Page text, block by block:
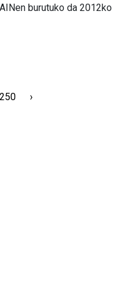
burutuko da 2012ko
250 ›